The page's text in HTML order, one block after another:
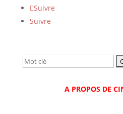
Suivre
Suivre
Rechercher:
A PROPOS DE